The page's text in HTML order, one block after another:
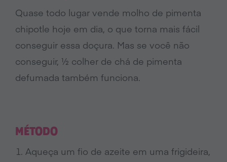
Quase todo lugar vende molho de pimenta
chipotle hoje em dia, o que torna mais fácil
conseguir essa doçura. Mas se você não
conseguir, ½ colher de chá de pimenta
defumada também funciona.
MÉTODO
Aqueça um fio de azeite em uma frigideira,